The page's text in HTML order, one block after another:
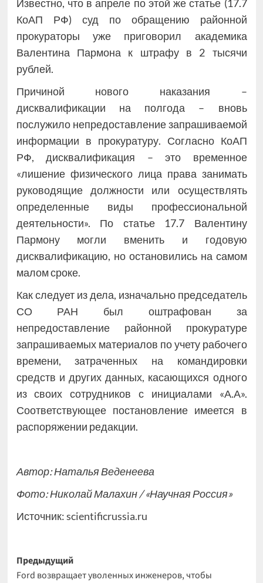
Известно, что в апреле по этой же статье (17.7
КоАП РФ) суд по обращению районной
прокураторы уже приговорил академика
Валентина Пармона к штрафу в 2 тысячи
рублей.
Причиной нового наказания –
дисквалификации на полгода – вновь
послужило непредоставление запрашиваемой
информации в прокуратуру. Согласно КоАП
РФ, дисквалификация – это временное
«лишение физического лица права занимать
руководящие должности или осуществлять
определенные виды профессиональной
деятельности». По статье 17.7 Валентину
Пармону могли вменить и годовую
дисквалификацию, но остановились на самом
малом сроке.
Как следует из дела, изначально председатель
СО РАН был оштрафован за
непредоставление районной прокуратуре
запрашиваемых материалов по учету рабочего
времени, затраченных на командировки
средств и других данных, касающихся одного
из своих сотрудников с инициалами «А.А».
Соответствующее постановление имеется в
распоряжении редакции.
Автор: Наталья Веденеева
Фото: Николай Малахин / «Научная Россия»
Источник:scientificrussia.ru
Навигация
Предыдущий
Ford возвращает уволенных инженеров, чтобы